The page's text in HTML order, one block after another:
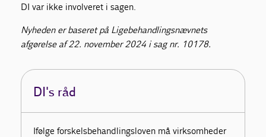
DI var ikke involveret i sagen.
Nyheden er baseret på Ligebehandlingsnævnets
afgørelse af 22. november 2024 i sag nr. 10178.
DI's råd
Ifølge forskelsbehandlingsloven må virksomheder